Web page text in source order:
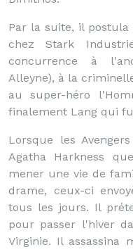
Par la suite, il
chez Stark
concurrence à
Alleyne), à la
au super-héro
finalement Lang qui
Lorsque les
Agatha Harkness
mener une vie de
drame, ceux-ci
tous les jours. Il
pour passer l'hiver
Virginie. Il assassina